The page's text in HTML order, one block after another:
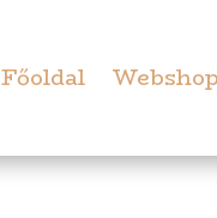
Főoldal Webshop